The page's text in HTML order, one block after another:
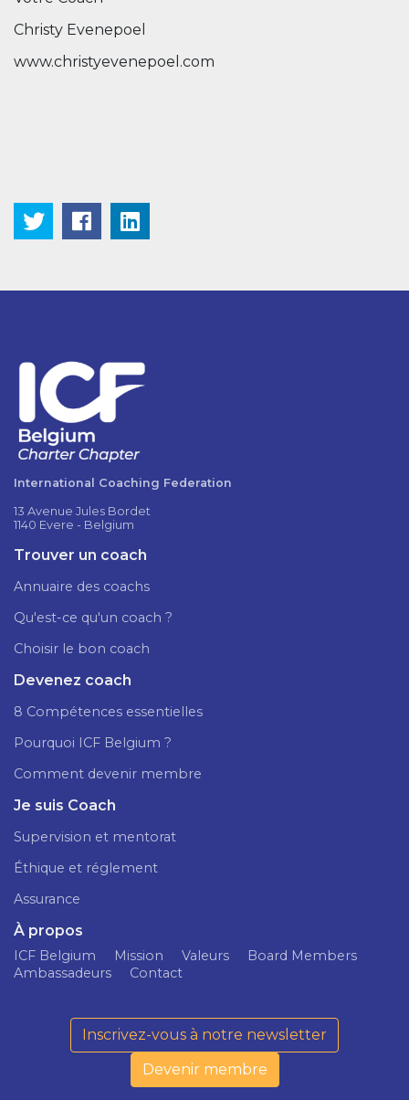
Christy Evenepoel
www.christyevenepoel.com
International Coaching Federation
13 Avenue Jules Bordet
1140 Evere - Belgium
Trouver un coach
Annuaire des coachs
Qu'est-ce qu'un coach ?
Choisir le bon coach
Devenez coach
8 Compétences essentielles
Pourquoi ICF Belgium ?
Comment devenir membre
Je suis Coach
Supervision et mentorat
Éthique et réglement
Assurance
À propos
ICF Belgium Mission Valeurs
Board Members
Ambassadeurs
Contact
Inscrivez-vous à notre newsletter
Devenir membre